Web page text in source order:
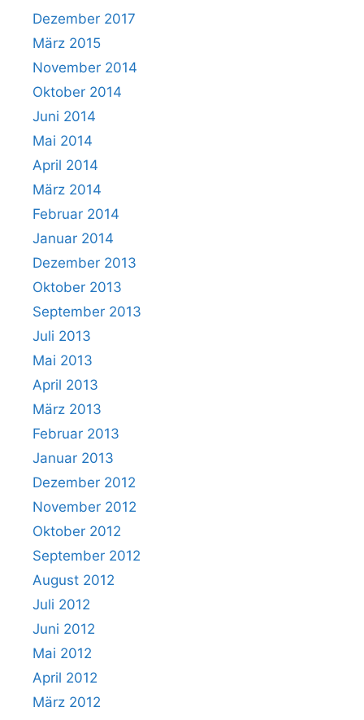
Dezember 2017
März 2015
November 2014
Oktober 2014
Juni 2014
Mai 2014
April 2014
März 2014
Februar 2014
Januar 2014
Dezember 2013
Oktober 2013
September 2013
Juli 2013
Mai 2013
April 2013
März 2013
Februar 2013
Januar 2013
Dezember 2012
November 2012
Oktober 2012
September 2012
August 2012
Juli 2012
Juni 2012
Mai 2012
April 2012
März 2012